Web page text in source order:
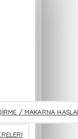
/ MAKARNA